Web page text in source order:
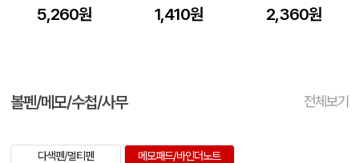
5,260원 1,410원 2,360원
볼펜/메모/수첩/사무 전체보기
다색펜/멀티펜 메모패드/바인더노트